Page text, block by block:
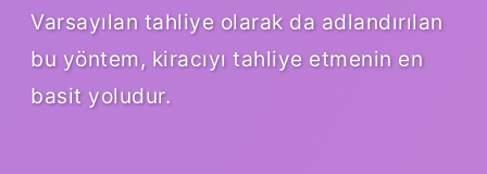
Varsayılan tahliye olarak da adlandırılan
bu yöntem, kiracıyı tahliye etmenin en
basit yoludur.